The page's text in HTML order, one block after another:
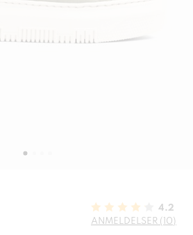
4.2
ANMELDELSER (10)